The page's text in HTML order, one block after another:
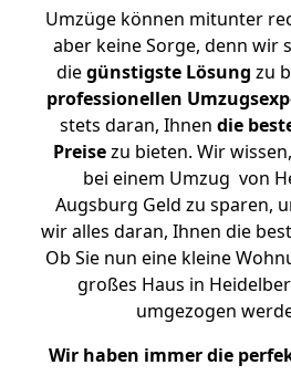
Umzüge können mitunter
aber keine Sorge, denn wir
diegünstigste Lösung zu
professionellen
stets daran, Ihnen die
Preisezu bieten. Wir
bei einem Umzug von
Augsburg Geld zu sparen,
wir alles daran, Ihnen die
Ob Sie nun eine kleine
großes Haus in
umgezogen
Wir haben immer die